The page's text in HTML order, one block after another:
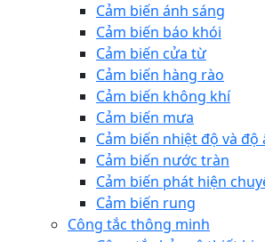
Cảm biến ánh sáng
Cảm biến báo khói
Cảm biến cửa từ
Cảm biến hàng rào
Cảm biến không khí
Cảm biến mưa
Cảm biến nhiệt độ và độ
Cảm biến nước tràn
Cảm biến phát hiện
Cảm biến rung
Công tắc thông minh